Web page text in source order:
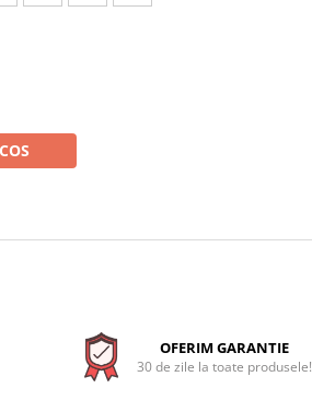
OFERIM GARANTIE
30 de zile la toate produsele!